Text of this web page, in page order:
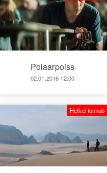
Polaarpoiss
02.01.2016 12:00
Hetkel toimub